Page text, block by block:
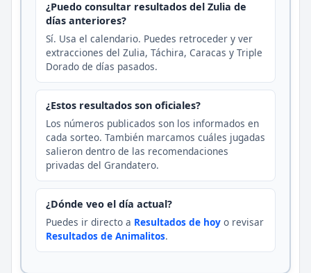
¿Puedo consultar resultados del Zulia de
días anteriores?
Sí. Usa el calendario. Puedes retroceder y ver
extracciones del Zulia, Táchira, Caracas y Triple
Dorado de días pasados.
¿Estos resultados son oficiales?
Los números publicados son los informados en
cada sorteo. También marcamos cuáles jugadas
salieron dentro de las recomendaciones
privadas del Grandatero.
¿Dónde veo el día actual?
Puedes ir directo a Resultados de hoy o revisar
Resultados de Animalitos.